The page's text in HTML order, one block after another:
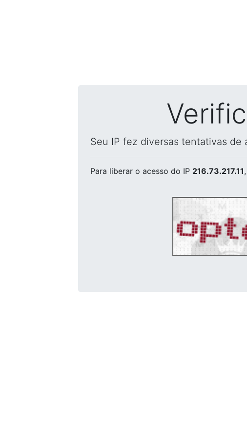
Seu IP fez diversas tentativas de
Para liberar o acesso do IP 216.73.217.11